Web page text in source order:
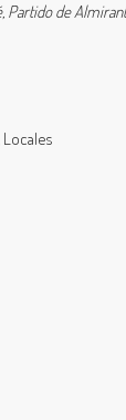
Partido de
Locales